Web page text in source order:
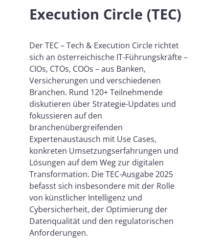
Execution Circle (TEC)
Der TEC – Tech & Execution Circle richtet
sich an österreichische IT-Führungskräfte –
CIOs, CTOs, COOs – aus Banken,
Versicherungen und verschiedenen
Branchen. Rund 120+ Teilnehmende
diskutieren über Strategie-Updates und
fokussieren auf den
branchenübergreifenden
Expertenaustausch mit Use Cases,
konkreten Umsetzungserfahrungen und
Lösungen auf dem Weg zur digitalen
Transformation. Die TEC-Ausgabe 2025
befasst sich insbesondere mit der Rolle
von künstlicher Intelligenz und
Cybersicherheit, der Optimierung der
Datenqualität und den regulatorischen
Anforderungen.